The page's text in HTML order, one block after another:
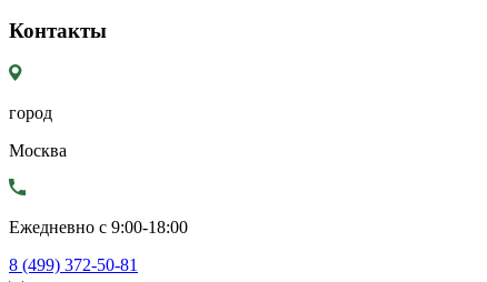
Контакты
город
Москва
Ежедневно с 9:00-18:00
8 (499) 372-50-81